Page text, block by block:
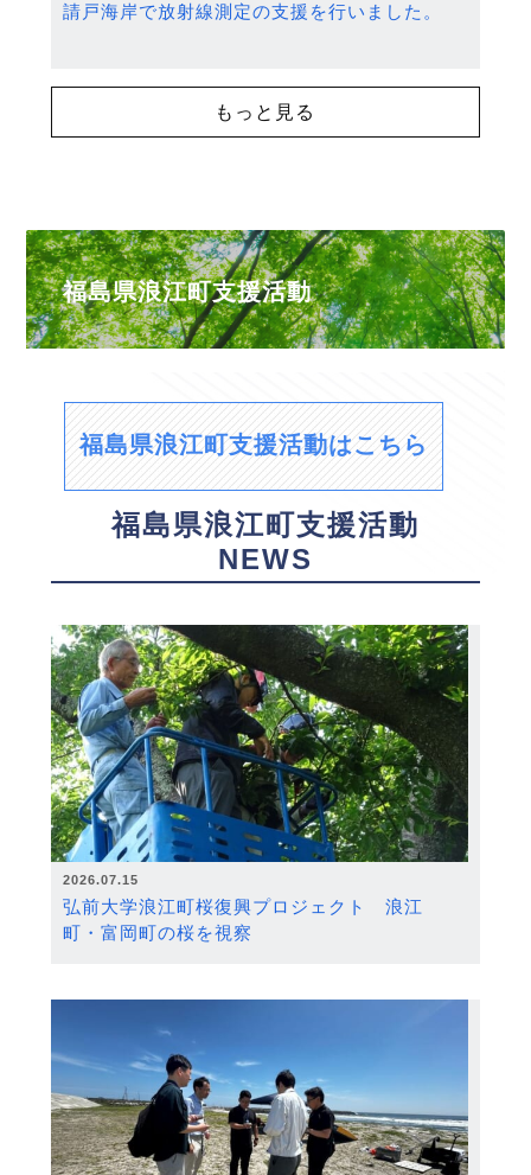
請戸海岸で放射線測定の支援を行いました。
もっと見る
福島県浪江町支援活動
福島県浪江町支援活動はこちら
福島県浪江町支援活動
NEWS
2026.07.15
弘前大学浪江町桜復興プロジェクト 浪江
町・富岡町の桜を視察